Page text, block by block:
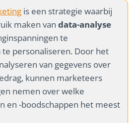
is een strategie waarbij
maken van data-analyse
te
personaliseren. Door het
van gegevens over
kunnen marketeers
nemen over welke
en -boodschappen het meest